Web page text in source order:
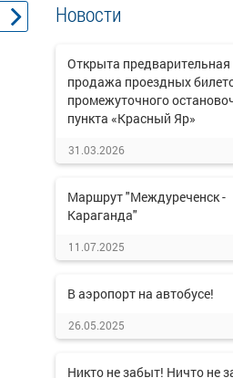
Новости
Открыта предварительная
продажа проездных
промежуточного
пункта «Красный Яр»
31.03.2026
Маршрут "Междуреченск -
Караганда"
11.07.2025
В аэропорт на автобусе!
26.05.2025
Никто не забыт! Ничто не